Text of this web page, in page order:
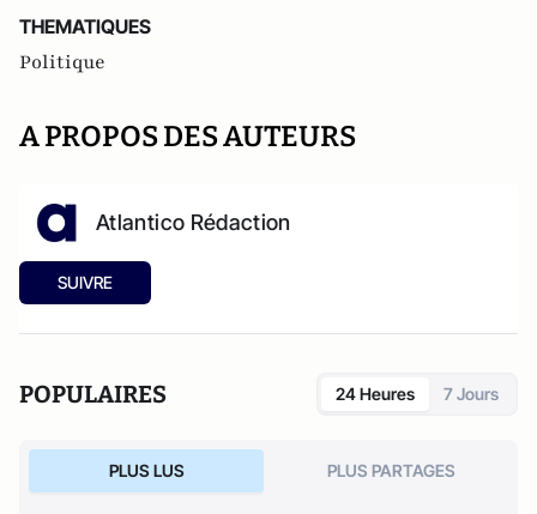
THEMATIQUES
Politique
A PROPOS DES AUTEURS
Atlantico Rédaction
SUIVRE
POPULAIRES 24 Heures 7 Jours
PLUS LUS PLUS PARTAGES